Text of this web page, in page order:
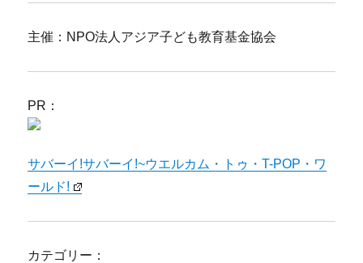
主催：NPO法人アジア子ども教育基金協会
PR：
サバーイ!サバーイ!~ウエルカム・トゥ・T-POP・ワ
ールド!
カテゴリー：